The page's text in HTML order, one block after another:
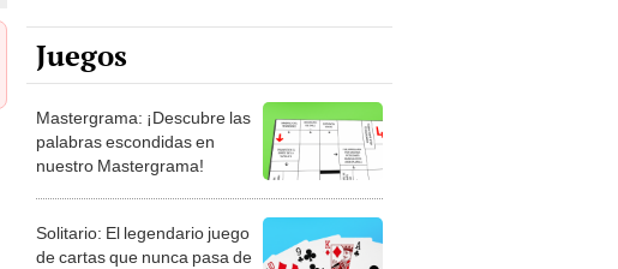
Juegos
Mastergrama: ¡Descubre las
palabras escondidas en
nuestro Mastergrama!
Solitario: El legendario juego
de cartas que nunca pasa de